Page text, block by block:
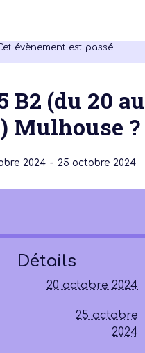
évènement est passé
B2 (du 20 au
Mulhouse ?
2024 - 25 octobre 2024
Détails
20 octobre 2024
25 octobre
2024